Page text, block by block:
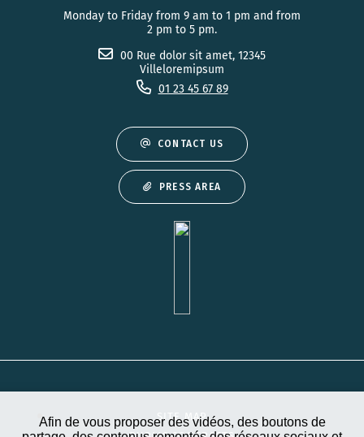
Afin de vous proposer des vidéos, des boutons de
Monday to Friday from 9 am to 1 pm and from
2 pm to 5 pm.
00 Rue dolor sit amet, 12345
Villeloremipsum
01 23 45 67 89
CONTACT US
PRESS AREA
SITE MAP